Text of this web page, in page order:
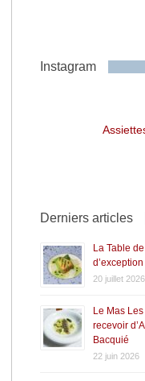
Instagram
Derniers articles
La Table
d’exception
20 juillet 2026
Le Mas
recevoir
Bacquié
22 juin 2026